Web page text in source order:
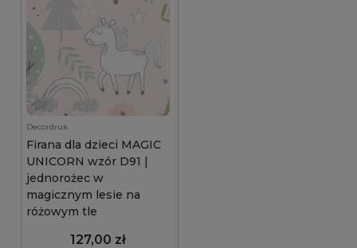
Decordruk
Firana dla dzieci MAGIC
UNICORN wzór D91 |
jednorożec w
magicznym lesie na
różowym tle
127,00 zł